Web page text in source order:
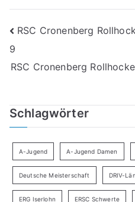
RSC Cronenberg
9
RSC Cronenberg
Schlagwörter
A-Jugend A-Jugend Damen
Deutsche Meisterschaft DRIV-
ERG Iserlohn ERSC Schwerte